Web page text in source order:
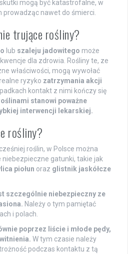
mogą być katastrofalne, w
prowadząc nawet do śmierci.
trujące rośliny?
lub szaleju jadowitego może
dla zdrowia. Rośliny te, ze
właściwości, mogą wywołać
ryzyko zatrzymania akcji
kontakt z nimi kończy się
stanowi poważne
interwencji lekarskiej.
rośliny?
roślin, w Polsce można
gatunki, takie jak
piołun oraz glistnik jaskółcze
szczególnie niebezpieczny ze
Należy o tym pamiętać
i polach.
poprzez liście i młode pędy,
W tym czasie należy
podczas kontaktu z tą